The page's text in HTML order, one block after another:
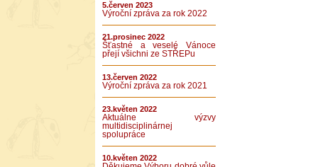
5.červen 2023
Výroční zpráva za rok 2022
21.prosinec 2022
Šťastné a veselé Vánoce
přejí všichni ze STŘEPu
13.červen 2022
Výroční zpráva za rok 2021
23.květen 2022
Aktuálne výzvy
multidisciplinárnej
spolupráce
10.květen 2022